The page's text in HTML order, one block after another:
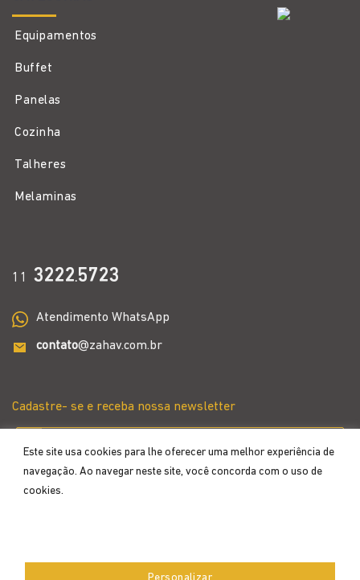
Este site usa cookies para lhe oferecer uma melhor experiência de
navegação. Ao navegar neste site, você concorda com o uso de
cookies.
Personalizar
Equipamentos
Buffet
Panelas
Cozinha
Talheres
Melaminas
11 3222.5723
Atendimento WhatsApp
contato@zahav.com.br
Cadastre- se e receba nossa newsletter